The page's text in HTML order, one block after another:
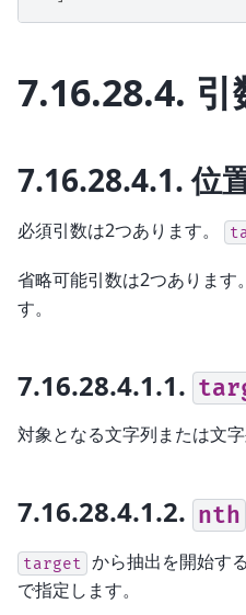
7.16.28.4. 引
7.16.28.4.1.位
必須引数は2つあります。
省略可能引数は2つあります。
す。
7.16.28.4.1.1.
対象となる文字列または文
7.16.28.4.1.2. nth
target
から抽出を開始す
で指定します。